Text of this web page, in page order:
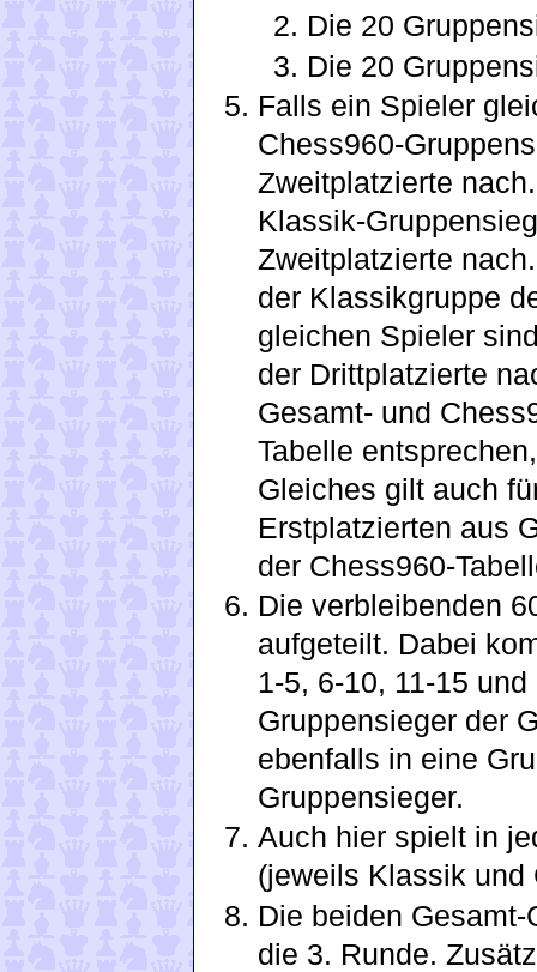
Die 20
Die 20
Falls ein Spieler
Chess960-
Zweitplatzierte
Klassik-
Zweitplatzierte
der Klassikgruppe
gleichen Spieler
der Drittplatzierte
Gesamt- und
Tabelle
Gleiches gilt auch
Erstplatzierten aus
der Chess960-
Die verbleibenden
aufgeteilt. Dabei
1-5, 6-10, 11-15
Gruppensieger der
ebenfalls in eine
Gruppensieger.
Auch hier spielt in
(jeweils Klassik und
Die beiden
die 3. Runde.